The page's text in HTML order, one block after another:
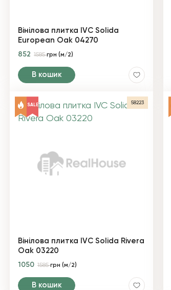
Вінілова плитка IVC Solida
European Oak 04270
852 1585грн (м/2)
В кошик
SALE 58223
Вінілова плитка IVC Solida Rivera
Oak 03220
1050 1585грн (м/2)
В кошик